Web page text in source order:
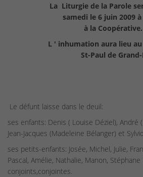
La Liturgie de la Parole
samedi le 6 juin 2009 à
à la Coopérative.
L ' inhumation aura lieu
St-Paul de
Le défunt laisse dans le deuil:
ses enfants: Denis ( Louise Déziel), André
Jean-Jacques (Madeleine Bélanger) et
ses petits-enfants: Josée, Michel, Julie,
Pascal, Amélie, Nathalie, Manon,
conjoints,conjointes.